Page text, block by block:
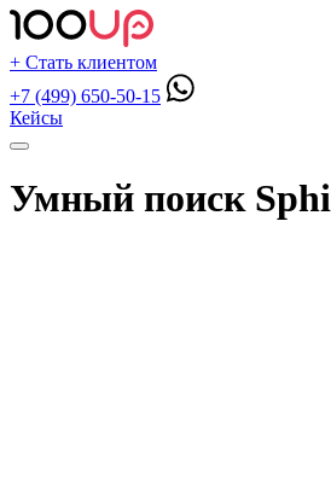
+ Стать клиентом
+7 (499) 650-50-15
Кейсы
Умный поиск